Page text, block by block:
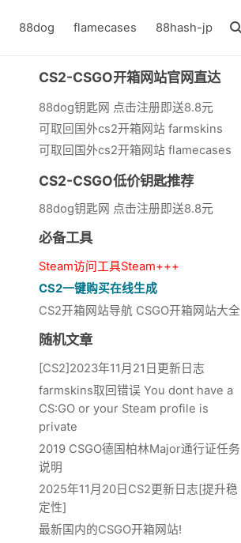
88dog flamecases 88hash-jp
CS2-CSGO开箱网站官网直达
88dog钥匙网 点击注册即送8.8元
可取回国外cs2开箱网站 farmskins
可取回国外cs2开箱网站 flamecases
CS2-CSGO低价钥匙推荐
88dog钥匙网 点击注册即送8.8元
必备工具
Steam访问工具Steam+++
CS2一键购买在线生成
CS2开箱网站导航 CSGO开箱网站大全
随机文章
[CS2]2023年11月21日更新日志
farmskins取回错误 You dont have a
CS:GO or your Steam profile is
private
2019 CSGO德国柏林Major通行证任务
说明
2025年11月20日CS2更新日志[提升稳
定性]
最新国内的CSGO开箱网站!